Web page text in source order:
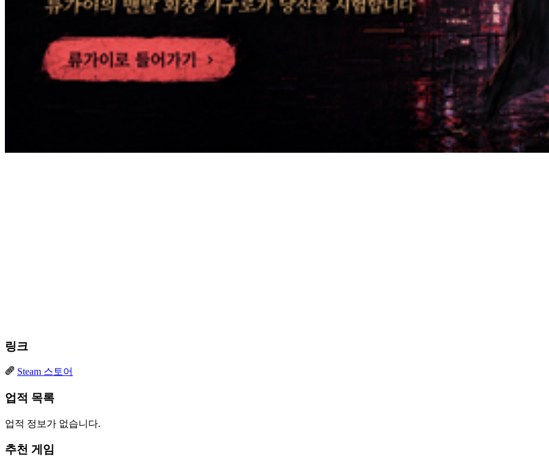
링크
Steam 스토어
업적 목록
업적 정보가 없습니다.
추천 게임